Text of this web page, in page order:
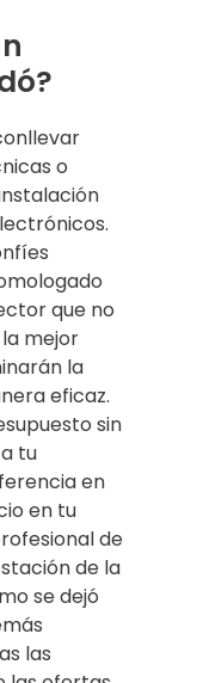
o
que no
mejor
la
eficaz.
sin
tu
en
en tu
de
de la
se dejó
las